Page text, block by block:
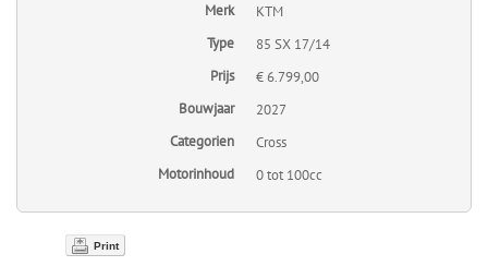
Merk
KTM
Type
85 SX 17/14
Prijs
€ 6.799,00
Bouwjaar
2027
Categorien
Cross
Motorinhoud
0 tot 100cc
Print